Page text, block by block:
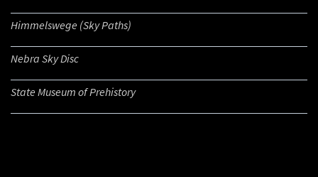
Himmelswege (Sky Paths)
Nebra Sky Disc
State Museum of Prehistory